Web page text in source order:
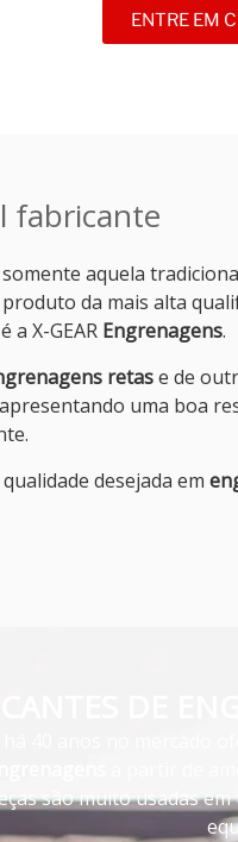
ENTRE EM
fabricante
somente aquela
da mais alta
a X-GEAR Engrenagens.
retase de
uma boa
desejada em
DE
há 40 anos no
a partir de
são muito usadas